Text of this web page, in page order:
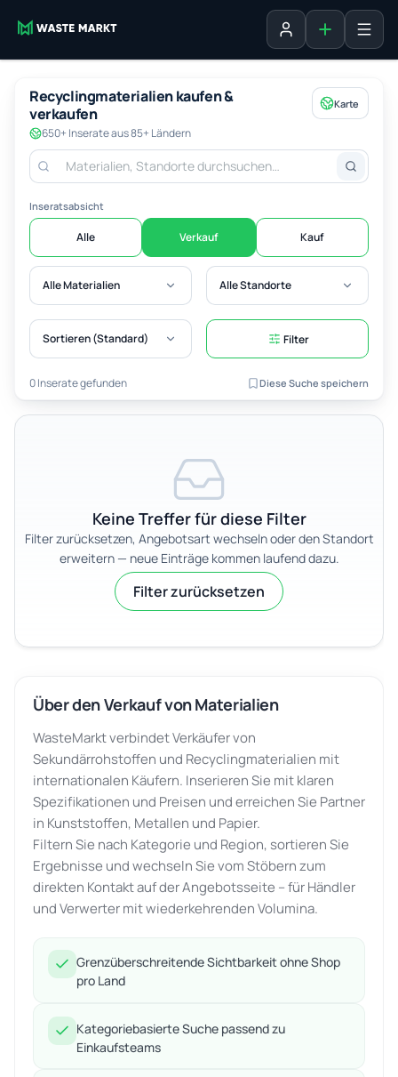
AnmeldenInserat
Recyclingmaterialien kaufen &
verkaufen
650+ Inserate aus 85+ Ländern
Karte
Inseratsabsicht
Alle Verkauf Kauf
Alle Materialien Alle Standorte
Sortieren (Standard) Filter
0 Inserate gefunden Diese Suche speichern
Keine Treffer für diese Filter
Filter zurücksetzen, Angebotsart wechseln oder den Standort
erweitern — neue Einträge kommen laufend dazu.
Filter zurücksetzen
Über den Verkauf von Materialien
WasteMarkt verbindet Verkäufer von
Sekundärrohstoffen und Recyclingmaterialien mit
internationalen Käufern. Inserieren Sie mit klaren
Spezifikationen und Preisen und erreichen Sie Partner
in Kunststoffen, Metallen und Papier.
Filtern Sie nach Kategorie und Region, sortieren Sie
Ergebnisse und wechseln Sie vom Stöbern zum
direkten Kontakt auf der Angebotsseite – für Händler
und Verwerter mit wiederkehrenden Volumina.
Grenzüberschreitende Sichtbarkeit ohne Shop
pro Land
Kategoriebasierte Suche passend zu
Einkaufsteams